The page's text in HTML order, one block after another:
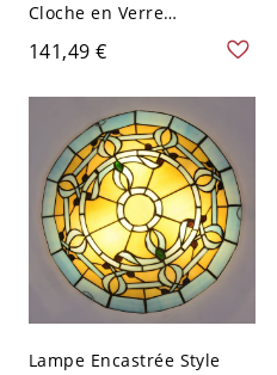
Cloche en Verre
Multicolore Lampe
Encastrée 3 Têtes Style
Tiffany - Beige 110 V-120 V
141,49 €
Lampe Encastrée Style